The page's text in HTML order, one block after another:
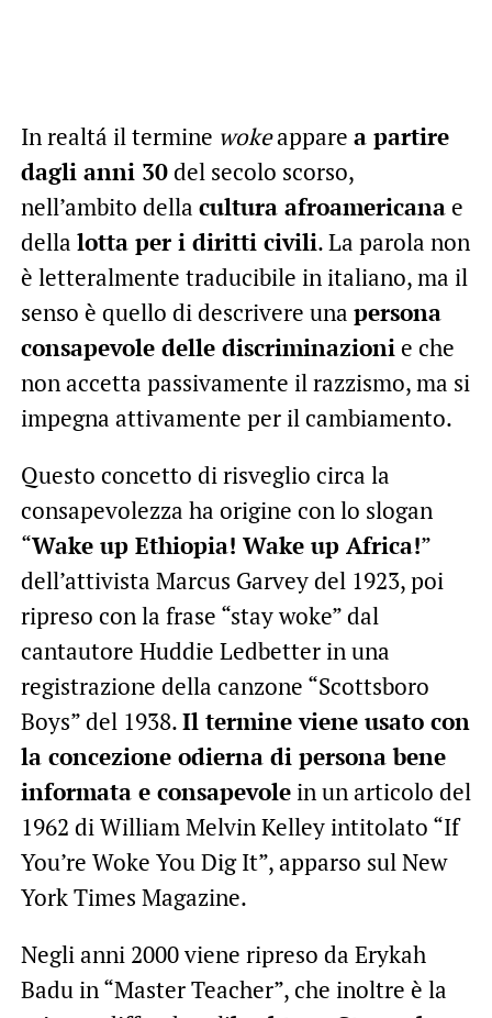
In realtá il termine wokeappare a partire
dagli anni 30del secolo scorso,
nell’ambito della cultura afroamericanae
della lotta per i diritti civili. La parola non
è letteralmente traducibile in italiano, ma il
senso è quello di descrivere una persona
consapevole delle discriminazionie che
non accetta passivamente il razzismo, ma si
impegna attivamente per il cambiamento.
Questo concetto di risveglio circa la
consapevolezza ha origine con lo slogan
“Wake up Ethiopia! Wake up Africa!”
dell’attivista Marcus Garvey del 1923, poi
ripreso con la frase “stay woke” dal
cantautore Huddie Ledbetter in una
registrazione della canzone “Scottsboro
Boys” del 1938.Il termine viene usato con
la concezione odierna di persona bene
informata e consapevolein un articolo del
1962 di William Melvin Kelley intitolato “If
You’re Woke You Dig It”, apparso sul New
York Times Magazine.
Negli anni 2000 viene ripreso da Erykah
Badu in “Master Teacher”, che inoltre è la